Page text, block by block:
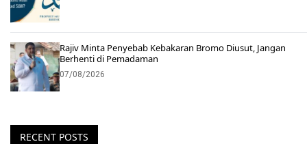
Rajiv Minta Penyebab Kebakaran Bromo Diusut, Jangan
Berhenti di Pemadaman
07/08/2026
RECENT POSTS